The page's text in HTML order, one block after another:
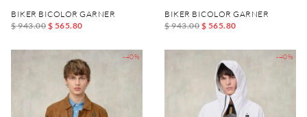
BIKER BICOLOR GARNER
$ 943.00 $ 565.80
BIKER BICOLOR GARNER
$ 943.00 $ 565.80
-40% -40%